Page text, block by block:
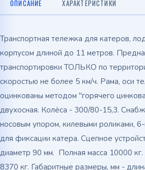
ОПИСАНИЕ ХАРАКТЕРИСТИКИ
Транспортная тележка для катеров,
корпусом длиной до 11 метров.
транспортировки ТОЛЬКО по
скоростью не более 5 км/ч. Рама, оси
оцинкованы методом "горячего
двухосная. Колёса - 300/80-15,3.
носовым упором, килевыми роликами,
для фиксации катера. Сцепное
диаметр 90 мм. Полная масса 10000
8370 кг. Габаритные размеры, мм -